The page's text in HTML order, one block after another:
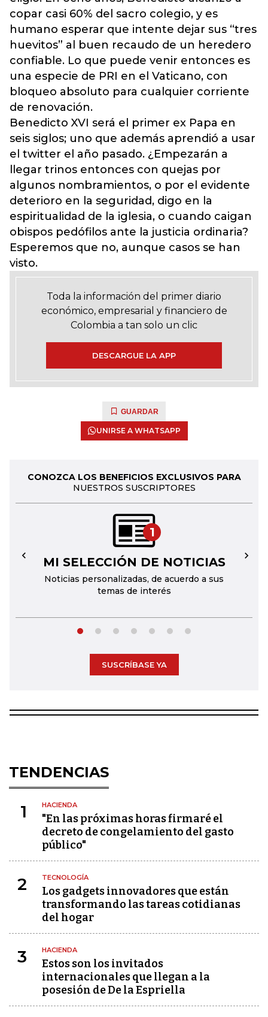
copar casi 60% del sacro colegio, y es
humano esperar que intente dejar sus “tres
huevitos” al buen recaudo de un heredero
confiable. Lo que puede venir entonces es
una especie de PRI en el Vaticano, con
bloqueo absoluto para cualquier corriente
de renovación.
Benedicto XVI será el primer ex Papa en
seis siglos; uno que además aprendió a usar
el twitter el año pasado. ¿Empezarán a
llegar trinos entonces con quejas por
algunos nombramientos, o por el evidente
deterioro en la seguridad, digo en la
espiritualidad de la iglesia, o cuando caigan
obispos pedófilos ante la justicia ordinaria?
Esperemos que no, aunque casos se han
visto.
Toda la información del primer diario
económico, empresarial y financiero de
Colombia a tan solo un clic
DESCARGUE LA APP
GUARDAR
UNIRSE A WHATSAPP
CONOZCA LOS BENEFICIOS EXCLUSIVOS PARA
NUESTROS SUSCRIPTORES
1
MI SELECCIÓN DE NOTICIAS
Noticias personalizadas, de acuerdo a sus
temas de interés
← →
SUSCRÍBASE YA
TENDENCIAS
1 HACIENDA
"En las próximas horas firmaré el
decreto de congelamiento del gasto
público"
2 TECNOLOGÍA
Los gadgets innovadores que están
transformando las tareas cotidianas
del hogar
3 HACIENDA
Estos son los invitados
internacionales que llegan a la
posesión de De la Espriella